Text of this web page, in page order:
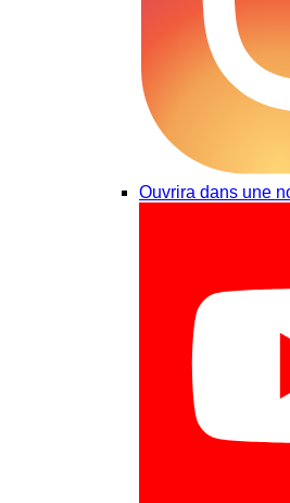
Ouvrira dans une